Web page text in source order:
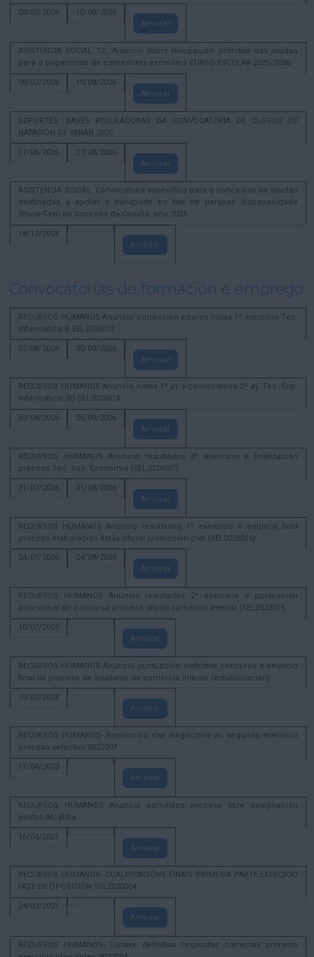
08/07/2026
10/08/2026
Amosar
ASISTENCIA SOCIAL. 12_ Anuncio sobre revogación definitiva das axudas
para o pagamento de comedores escolares CURSO ESCOLAR 2025/2026
08/07/2026
10/08/2026
Amosar
DEPORTES. BASES REGULADORAS DA CONVOCATORIA DE CURSOS DE
NATACIÓN DE VERÁN 2026
17/06/2026
27/08/2026
Amosar
ASISTENCIA SOCIAL. Convocatoria específica para a concesión de axudas
destinadas a apoiar o transporte en taxi de persoas discapacidade
(Bono-Taxi) do Concello da Coruña, año 2025
18/12/2024
Amosar
Convocatorias de formación e emprego
RECURSOS HUMANOS Anuncio corrección errores notas 1º ejercicio Tec.
Informatica B SEL2025013
07/08/2026
30/09/2026
Amosar
RECURSOS HUMANOS Anuncio notas 1º ej. y convocatoria 2º ej. Tec. Sup.
Informática (B) SEL2025013
03/08/2026
25/09/2026
Amosar
RECURSOS HUMANOS Anuncio resultados 3º exercicio e finalización
proceso Tec. Sup. Economía (SEL2024007)
31/07/2026
31/08/2026
Amosar
RECURSOS HUMANOS Anuncio resultados 1º exercicio e anuncio final
proceso elaboración listas oficial protección civil (SEL2026016)
24/07/2026
24/08/2026
Amosar
RECURSOS HUMANOS Anuncio resultados 2º exercicio e puntuación
provisional de concurso proceso oficial comercio interior (SEL2023015
10/07/2025
Amosar
RECURSOS HUMANOS Anuncio puntuación definitiva concurso e anuncio
final do proceso de axudante de comercio interior (estabilización)
19/02/2024
Amosar
RECURSOS HUMANOS- Resolución das alegacións ao segundo exercicio
proceso selectivo 2022007
17/04/2023
Amosar
RECURSOS HUMANOS Anuncio admitidos proceso libre designación
postos Alcaldía
16/04/2021
Amosar
RECURSOS HUMANOS- CUALIFICACIÓNS FINAIS PRIMEIRA PARTE EXERCICIO
FASE DE OPOSICIÓN SEL2020004
24/03/2021
Amosar
RECURSOS HUMANOS- Listaxe definitiva respostas correctas primeiro